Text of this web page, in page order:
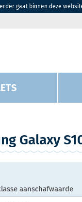
gaat binnen deze
Galaxy
aanschafwaarde